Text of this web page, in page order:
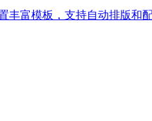
丰富模板，支持自动排版和